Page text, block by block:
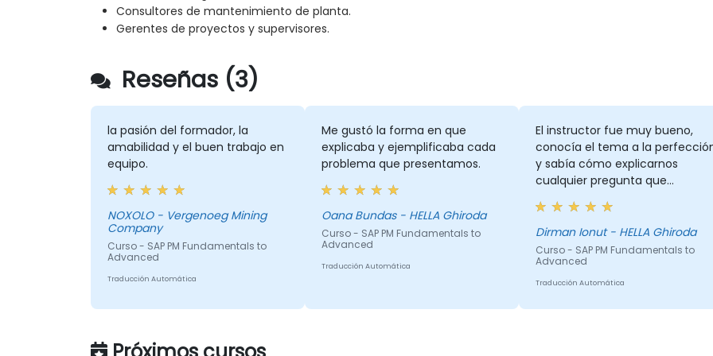
Consultores de mantenimiento de planta.
Gerentes de proyectos y supervisores.
Reseñas (3)
la pasión del formador, la
amabilidad y el buen trabajo en
equipo.
NOXOLO - Vergenoeg Mining
Company
Curso - SAP PM Fundamentals to
Advanced
Traducción Automática
Me gustó la forma en que
explicaba y ejemplificaba cada
problema que presentamos.
Oana Bundas - HELLA Ghiroda
Curso - SAP PM Fundamentals to
Advanced
Traducción Automática
El instructor fue muy bueno,
conocía el tema a la
y sabía cómo explicarnos
cualquier pregunta que
teníamos, lo cual nos ayudó
mucho.
Dirman Ionut - HELLA Ghiroda
Curso - SAP PM Fundamentals to
Advanced
Traducción Automática